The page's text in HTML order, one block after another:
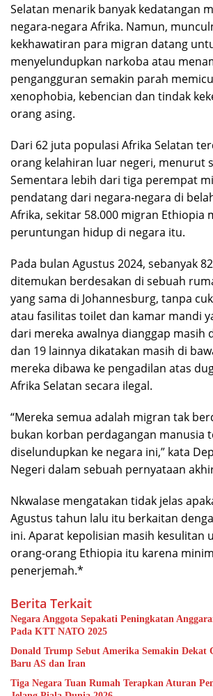
Selatan menarik banyak kedatangan
negara-negara Afrika. Namun,
kekhawatiran para migran datang
menyelundupkan narkoba atau
pengangguran semakin parah
xenophobia, kebencian dan tindak
orang asing.
Dari 62 juta populasi Afrika Selatan
orang kelahiran luar negeri, menurut
Sementara lebih dari tiga perempat
pendatang dari negara-negara di
Afrika, sekitar 58.000 migran Ethiopia
peruntungan hidup di negara itu.
Pada bulan Agustus 2024, sebanyak
ditemukan berdesakan di sebuah
yang sama di Johannesburg, tanpa
atau fasilitas toilet dan kamar mandi
dari mereka awalnya dianggap masih
dan 19 lainnya dikatakan masih di
mereka dibawa ke pengadilan atas
Afrika Selatan secara ilegal.
“Mereka semua adalah migran tak
bukan korban perdagangan manusia
diselundupkan ke negara ini,” kata
Negeri dalam sebuah pernyataan
Nkwalase mengatakan tidak jelas
Agustus tahun lalu itu berkaitan
ini. Aparat kepolisian masih kesulitan
orang-orang Ethiopia itu karena
penerjemah.*
Berita Terkait
Negara Anggota Sepakati Peningkatan
Pada KTT NATO 2025
Donald Trump Sebut Amerika Semakin Dekat
Baru AS dan Iran
Tiga Negara Tuan Rumah Terapkan Aturan